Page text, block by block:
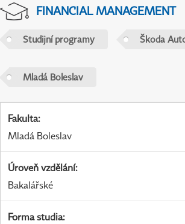
FINANCIAL MANAGEMENT
Studijní programy Škoda
Mladá Boleslav
Fakulta:
Mladá Boleslav
Úroveň vzdělání:
Bakalářské
Forma studia: